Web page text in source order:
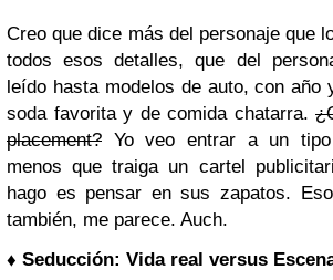
Creo que dice más del personaje que
todos esos detalles, que del
leído hasta modelos de auto, con año
soda favorita y de comida chatarra.
placement? Yo veo entrar a un
menos que traiga un cartel
hago es pensar en sus zapatos.
también, me parece. Auch.
♦ Seducción: Vida real versus